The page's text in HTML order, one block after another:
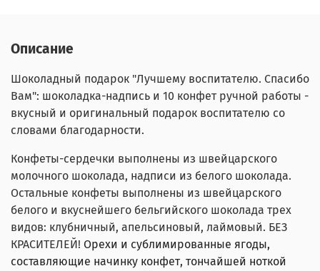
Описание
Шоколадный подарок "Лучшему воспитателю. Спасибо
Вам": шоколадка-надпись и 10 конфет ручной работы -
вкусный и оригинальный подарок воспитателю со
словами благодарности.
Конфеты-сердечки выполнены из швейцарского
молочного шоколада, надписи из белого шоколада.
Остальные конфеты выполнены из швейцарского
белого и вкуснейшего бельгийского шоколада трех
видов: клубничный, апельсиновый, лаймовый. БЕЗ
КРАСИТЕЛЕЙ! Орехи и сублимированные ягоды,
составляющие начинку конфет, тончайшей ноткой